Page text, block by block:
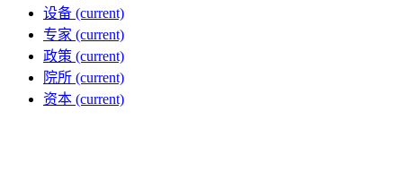
设备 (current)
专家 (current)
政策 (current)
院所 (current)
资本 (current)